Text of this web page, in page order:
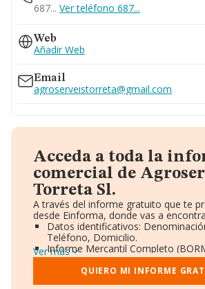
687... Ver teléfono 687...
Web
Añadir Web
Email
agroserveistorreta@gmail.com
Acceda a toda la
comercial de
Torreta Sl.
A través del informe gratuito que te
desde Einforma, donde vas a
Datos identificativos:
Teléfono, Domicilio.
Informe Mercantil Completo
Gráficos de Evolución Ventas y
Consejo de Administración y
Directivos y Ejecutivos.
Ver más
QUIERO MI INFORME